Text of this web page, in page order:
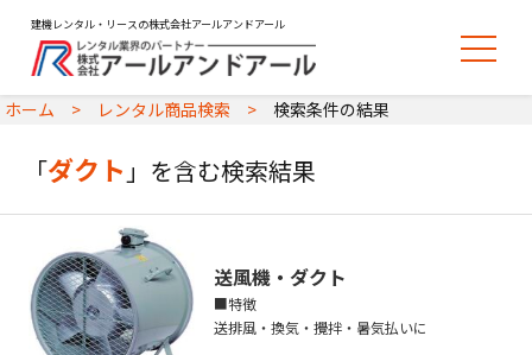
建機レンタル・リースの株式会社アールアンドアール
ホーム レンタル商品検索 検索条件の結果
「ダクト 」を含む検索結果
送風機・ダクト
■特徴
送排風・換気・攪拌・暑気払いに